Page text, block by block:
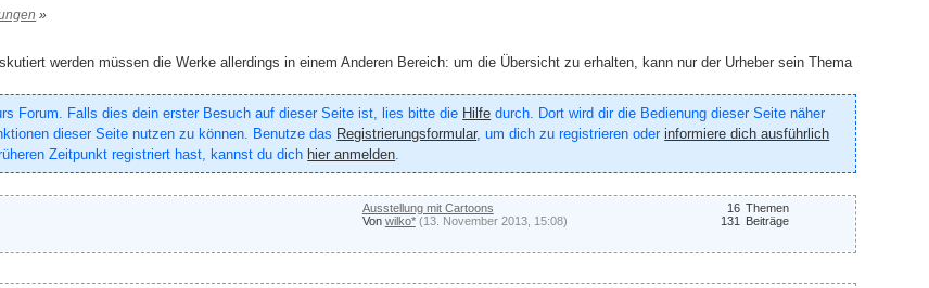
»
werden müssen die Werke allerdings in einem Anderen Bereich: um die Übersicht zu erhalten, kann nur der Urheber sein Thema
Forum. Falls dies dein erster Besuch auf dieser Seite ist, lies bitte die Hilfe durch. Dort wird dir die Bedienung dieser Seite näher
dieser Seite nutzen zu können. Benutze das Registrierungsformular, um dich zu registrieren oderinformiere dich ausführlich
Zeitpunkt registriert hast, kannst du dich hier anmelden.
Ausstellung mit Cartoons
Von wilko* (13. November 2013, 15:08)
Themen
16
Beiträge
131